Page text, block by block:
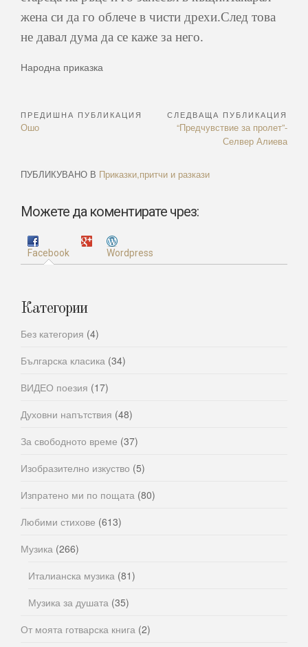
жена си да го облече в чисти дрехи.След това
не давал дума да се каже за него.
Народна приказка
Навигация
ПРЕДИШНА ПУБЛИКАЦИЯ
Previous
Ошо
СЛЕДВАЩА ПУБЛИКАЦИЯ
Next
“Предчувствие за пролет”-
Селвер Алиева
ПУБЛИКУВАНО В Приказки,притчи и разкази
Можете да коментирате чрез:
Facebook Wordpress
Категории
Без категория (4)
Българска класика (34)
ВИДЕО поезия (17)
Духовни напътствия (48)
За свободното време (37)
Изобразително изкуство (5)
Изпратено ми по пощата (80)
Любими стихове (613)
Музика (266)
Италианска музика (81)
Музика за душата (35)
От моята готварска книга (2)